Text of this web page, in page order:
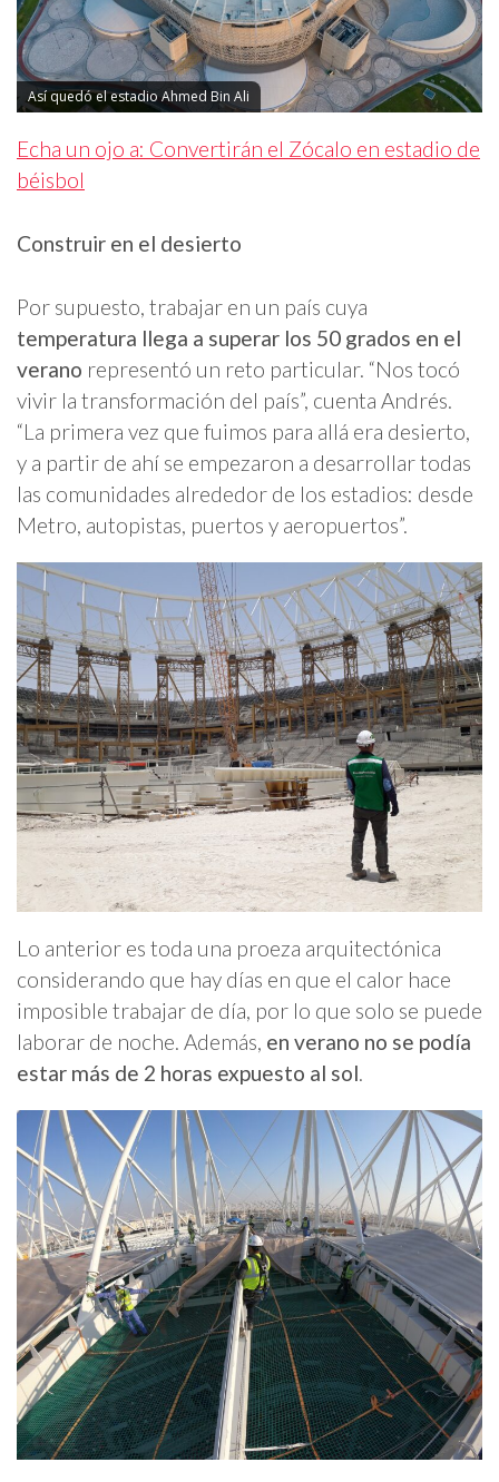
Así quedó el estadio Ahmed Bin Ali
Echa un ojo a: Convertirán el Zócalo en estadio de
béisbol
Construir en el desierto
Por supuesto, trabajar en un país cuya
temperatura llega a superar los 50 grados en el
verano representó un reto particular. “Nos tocó
vivir la transformación del país”, cuenta Andrés.
“La primera vez que fuimos para allá era desierto,
y a partir de ahí se empezaron a desarrollar todas
las comunidades alrededor de los estadios: desde
Metro, autopistas, puertos y aeropuertos”.
Lo anterior es toda una proeza arquitectónica
considerando que hay días en que el calor hace
imposible trabajar de día, por lo que solo se puede
laborar de noche. Además, en verano no se podía
estar más de 2 horas expuesto al sol.